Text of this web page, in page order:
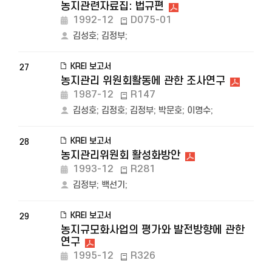
농지관련자료집: 법규편
1992-12 D075-01
김성호; 김정부;
27 KREI 보고서
농지관리 위원회활동에 관한 조사연구
1987-12 R147
김성호; 김정호; 김정부; 박문호; 이명수;
28 KREI 보고서
농지관리위원회 활성화방안
1993-12 R281
김정부; 백선기 ;
29 KREI 보고서
농지규모화사업의 평가와 발전방향에 관한
연구
1995-12 R326